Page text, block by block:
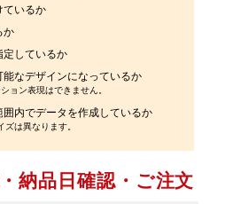
ているか
か
定しているか
なデザインになっているか
ョン表現はできません。
内でデータを作成しているか
は異なります。
納品日確認・ご注文